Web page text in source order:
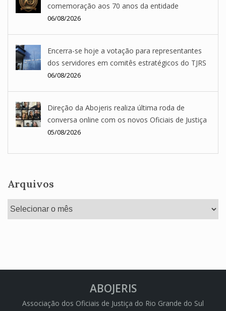
comemoração aos 70 anos da entidade
06/08/2026
Encerra-se hoje a votação para representantes
dos servidores em comitês estratégicos do TJRS
06/08/2026
Direção da Abojeris realiza última roda de
conversa online com os novos Oficiais de Justiça
05/08/2026
Arquivos
Arquivos
ABOJERIS
Associação dos Oficiais de Justiça do Rio Grande do Sul